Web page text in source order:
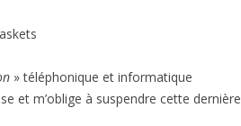
» téléphonique et informatique
et m’oblige à suspendre cette dernière